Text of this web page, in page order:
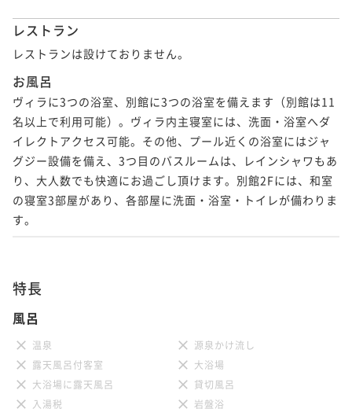
レストラン
レストランは設けておりません。
お風呂
ヴィラに3つの浴室、別館に3つの浴室を備えます（別館は11
名以上で利用可能）。ヴィラ内主寝室には、洗面・浴室へダ
イレクトアクセス可能。その他、プール近くの浴室にはジャ
グジー設備を備え、3つ目のバスルームは、レインシャワもあ
り、大人数でも快適にお過ごし頂けます。別館2Fには、和室
の寝室3部屋があり、各部屋に洗面・浴室・トイレが備わりま
す。
特長
風呂
温泉
源泉かけ流し
露天風呂付客室
大浴場
大浴場に露天風呂
貸切風呂
入湯税
岩盤浴